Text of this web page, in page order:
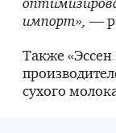
импорт», —
Также
сухого